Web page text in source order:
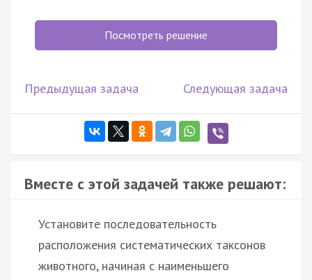
Посмотреть решение
Предыдущая задача Следующая задача
Вместе с этой задачей также решают:
Установите последовательность
расположения систематических таксонов
животного, начиная с наименьшего